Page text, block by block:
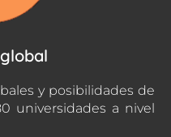
y posibilidades de
universidades a nivel